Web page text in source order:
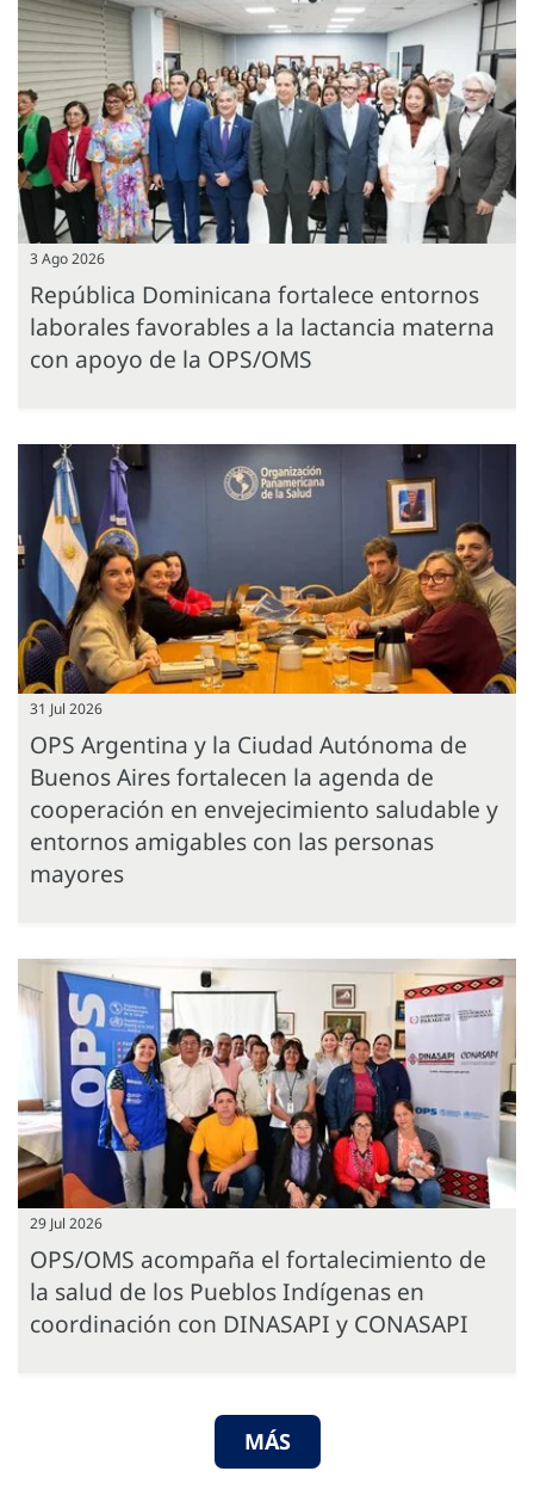
3 Ago 2026
República Dominicana fortalece entornos
laborales favorables a la lactancia materna
con apoyo de la OPS/OMS
31 Jul 2026
OPS Argentina y la Ciudad Autónoma de
Buenos Aires fortalecen la agenda de
cooperación en envejecimiento saludable y
entornos amigables con las personas
mayores
29 Jul 2026
OPS/OMS acompaña el fortalecimiento de
la salud de los Pueblos Indígenas en
coordinación con DINASAPI y CONASAPI
MÁS